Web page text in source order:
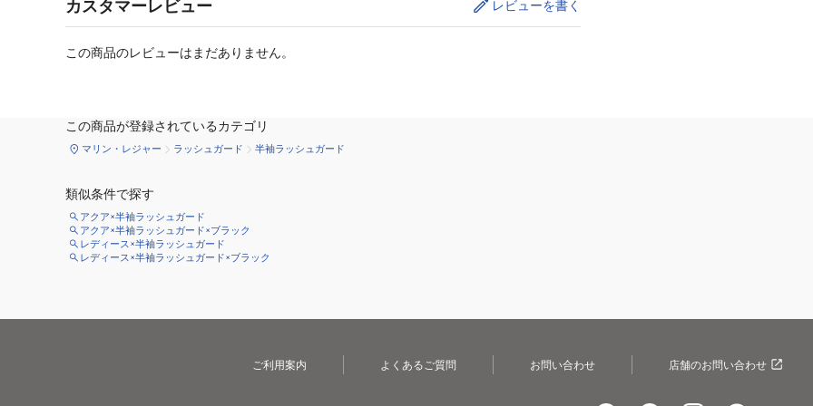
カスタマーレビュー レビューを書く
この商品のレビューはまだありません。
この商品が登録されているカテゴリ
マリン・レジャー ラッシュガード 半袖ラッシュガード
類似条件で探す
アクア×半袖ラッシュガード
アクア×半袖ラッシュガード×ブラック
レディース×半袖ラッシュガード
レディース×半袖ラッシュガード×ブラック
ご利用案内 よくあるご質問 お問い合わせ 店舗のお問い合わせ